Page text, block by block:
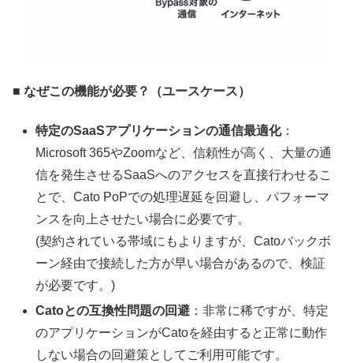
■ なぜこの機能が必要？（ユースケース）
特定のSaaSアプリケーションの通信最適化：
Microsoft 365やZoomなど、信頼性が高く、大量の通
信を発生させるSaaSへのアクセスを直接行わせるこ
とで、Cato PoPでの処理遅延を回避し、パフォーマ
ンスを向上させたい場合に必要です。
(契約されている帯域にもよりますが、Catoバックボ
ーン経由で接続した方が早い場合があるので、検証
が必要です。)
Catoとの互換性問題の回避 ：非常に稀ですが、特定
のアプリケーションがCatoを経由すると正常に動作
しない場合の回避策としてご利用可能です。